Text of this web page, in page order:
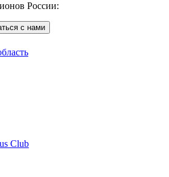
России:
с нами
Club